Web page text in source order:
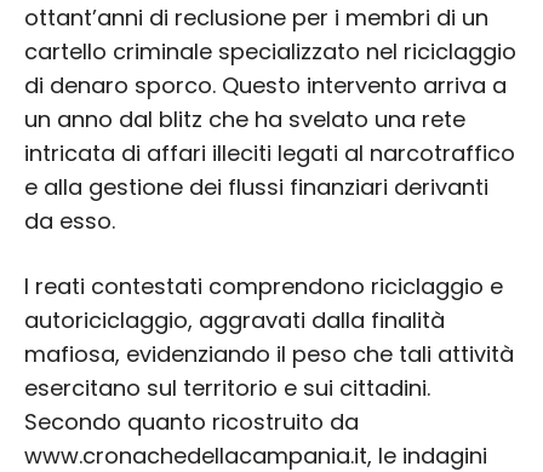
ottant’anni di reclusione per i membri di un
cartello criminale specializzato nel riciclaggio
di denaro sporco. Questo intervento arriva a
un anno dal blitz che ha svelato una rete
intricata di affari illeciti legati al narcotraffico
e alla gestione dei flussi finanziari derivanti
da esso.
I reati contestati comprendono riciclaggio e
autoriciclaggio, aggravati dalla finalità
mafiosa, evidenziando il peso che tali attività
esercitano sul territorio e sui cittadini.
Secondo quanto ricostruito da
www.cronachedellacampania.it, le indagini